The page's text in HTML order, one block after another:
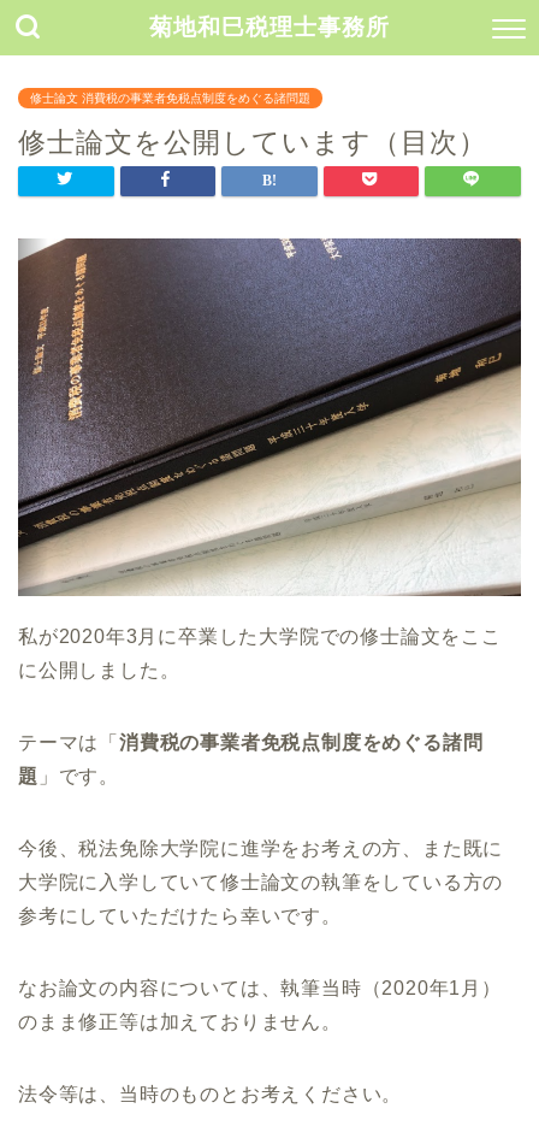
菊地和巳税理士事務所
修士論文 消費税の事業者免税点制度をめぐる諸問題
修士論文を公開しています（目次）
私が2020年3月に卒業した大学院での修士論文をここ
に公開しました。
テーマは「 消費税の事業者免税点制度をめぐる諸問
題 」です。
今後、税法免除大学院に進学をお考えの方、また既に
大学院に入学していて修士論文の執筆をしている方の
参考にしていただけたら幸いです。
なお論文の内容については、執筆当時（2020年1月）
のまま修正等は加えておりません。
法令等は、当時のものとお考えください。